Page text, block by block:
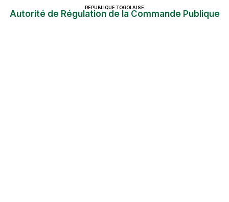
Autorité de Régulation de la Commande Publique
REPUBLIQUE TOGOLAISE